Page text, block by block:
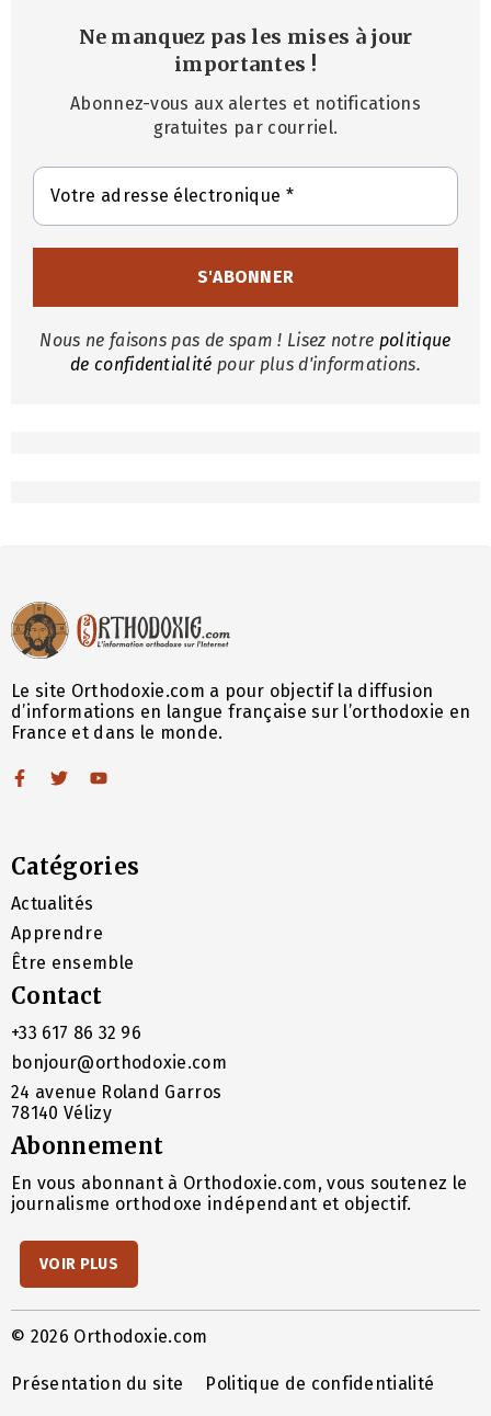
Ne manquez pas les mises à jour
importantes !
Abonnez-vous aux alertes et notifications
gratuites par courriel.
Nous ne faisons pas de spam ! Lisez notre politique
de confidentialité pour plus d'informations.
Le site Orthodoxie.com a pour objectif la diffusion
d’informations en langue française sur l’orthodoxie en
France et dans le monde.
Catégories
Actualités
Apprendre
Être ensemble
Contact
+33 617 86 32 96
bonjour@orthodoxie.com
24 avenue Roland Garros
78140 Vélizy
Abonnement
En vous abonnant à Orthodoxie.com, vous soutenez le
journalisme orthodoxe indépendant et objectif.
VOIR PLUS
© 2026 Orthodoxie.com
Présentation du site Politique de confidentialité